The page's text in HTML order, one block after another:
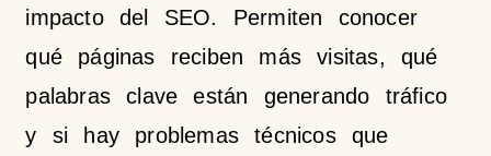
impacto del SEO. Permiten conocer
qué páginas reciben más visitas, qué
palabras clave están generando tráfico
y si hay problemas técnicos que